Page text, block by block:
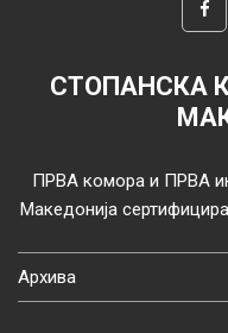
СТОПАНСКА
ПРВА комора и ПРВА
Македонија
Архива